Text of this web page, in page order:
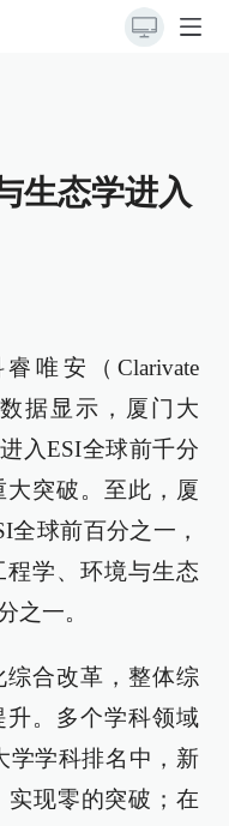
生态学进入
唯安（Clarivate
据显示，厦门大
入ESI全球前千分
突破。至此，厦
全球前百分之一，
学、环境与生态
之一。
合改革，整体综
。多个学科领域
学学科排名中，新
实现零的突破；在